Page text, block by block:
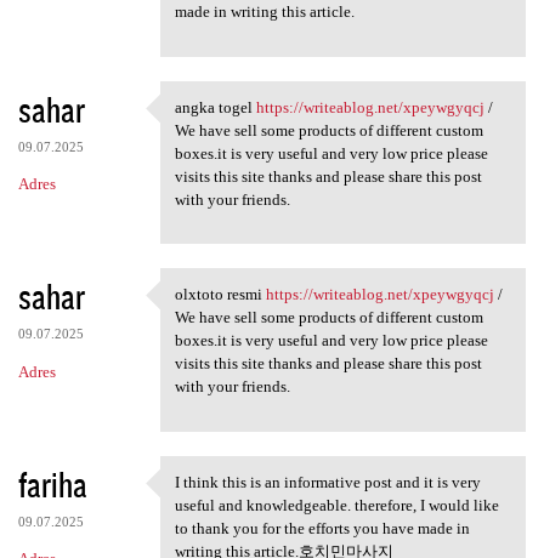
made in writing this article.
sahar
09.07.2025
Adres
angka togel https:/
angka togel https://writeablog.net/xpeywgyqcj /
We have sell some products of different custom
boxes.it is very useful and very low price please
visits this site thanks and please share this post
with your friends.
sahar
09.07.2025
Adres
olxtoto resmi https:/
olxtoto resmi https://writeablog.net/xpeywgyqcj /
We have sell some products of different custom
boxes.it is very useful and very low price please
visits this site thanks and please share this post
with your friends.
fariha
09.07.2025
I think this is an
I think this is an informative post and it is very
useful and knowledgeable. therefore, I would like
to thank you for the efforts you have made in
writing this article.호치민마사지